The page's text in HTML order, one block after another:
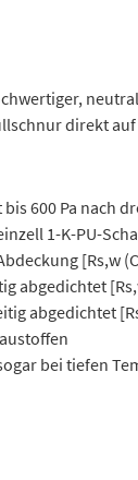
direkt
600 Pa nach
1-K-PU-
[Rs,w
abgedichtet
abgedichtet
bei tiefen